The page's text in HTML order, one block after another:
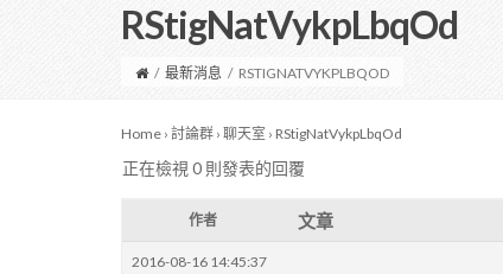
RStigNatVykpLbqOd
/ 最新消息 / RSTIGNATVYKPLBQOD
Home › 討論群 › 聊天室 › RStigNatVykpLbqOd
正在檢視 0 則發表的回覆
作者 文章
2016-08-16 14:45:37